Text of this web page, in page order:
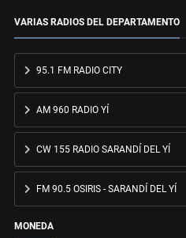
VARIAS RADIOS DEL DEPARTAMENTO
95.1 FM RADIO CITY
AM 960 RADIO YÍ
CW 155 RADIO SARANDÍ DEL YÍ
FM 90.5 OSIRIS - SARANDÍ DEL YÍ
MONEDA